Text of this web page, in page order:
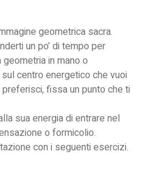
geometrica sacra.
un po’ di tempo per
in mano o
centro energetico che vuoi
fissa un punto che ti
sua energia di entrare nel
o formicolio.
con i seguenti esercizi.